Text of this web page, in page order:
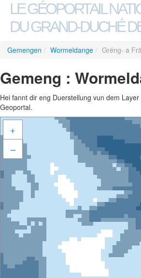
LE GÉOPORTAIL
DU GRAND-DUCHÉ
Gemengen / Wormeldange / Gréng- a
Gemeng :
Hei fannt dir eng Duerstellung vun dem
Geoportal.
+
–